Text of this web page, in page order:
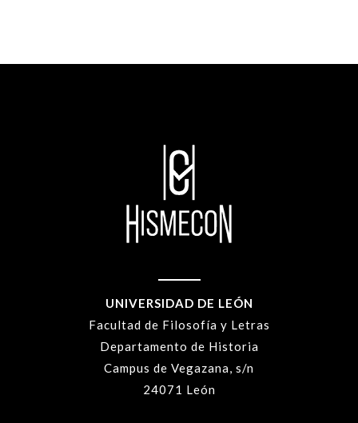
UNIVERSIDAD DE LEÓN
Facultad de Filosofía y Letras
Departamento de Historia
Campus de Vegazana, s/n
24071 León